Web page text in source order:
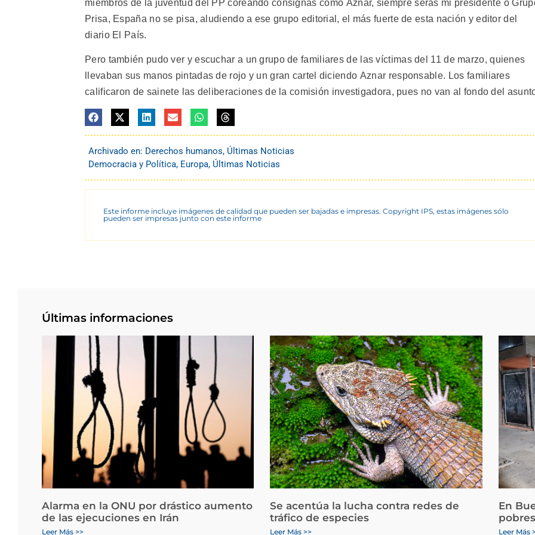
miembros de la juventud del PP coreando consignas como Aznar, siempre serás mi presidente o
Prisa, España no se pisa, aludiendo a ese grupo editorial, el más fuerte de esta nación y editor del
diario El País.
Pero también pudo ver y escuchar a un grupo de familiares de las víctimas del 11 de marzo, quienes
llevaban sus manos pintadas de rojo y un gran cartel diciendo Aznar responsable. Los familiares
calificaron de sainete las deliberaciones de la comisión investigadora, pues no van al fondo del
Archivado en: Derechos humanos, Últimas Noticias
Democracia y Política, Europa, Últimas Noticias
Este informe incluye imágenes de calidad que pueden ser bajadas e impresas. Copyright IPS, estas imágenes sólo
pueden ser impresas junto con este informe
Últimas informaciones
Alarma en la ONU por drástico aumento
de las ejecuciones en Irán
Leer Más >>
Se acentúa la lucha contra redes de
tráfico de especies
Leer Más >>
En
Leer Más